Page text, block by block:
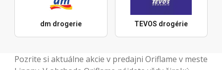
dm drogerie TEVOS drogérie
Pozrite si aktuálne akcie v predajni Oriflame v meste